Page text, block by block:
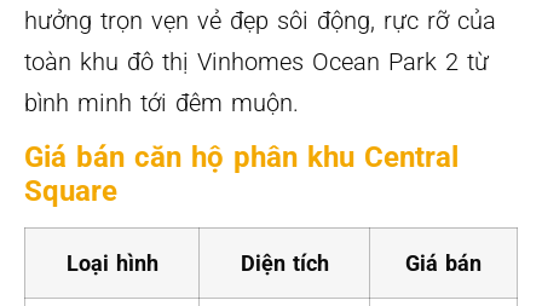
hưởng trọn vẹn vẻ đẹp sôi động, rực rỡ của
toàn khu đô thị Vinhomes Ocean Park 2 từ
bình minh tới đêm muộn.
Giá bán căn hộ phân khu Central
Square
Loại hình Diện tích Giá bán